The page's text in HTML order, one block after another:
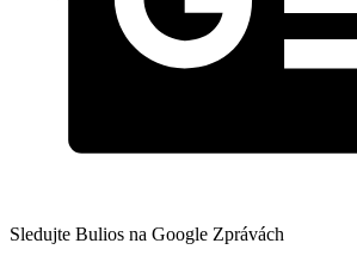
Sledujte Bulios na Google Zprávách